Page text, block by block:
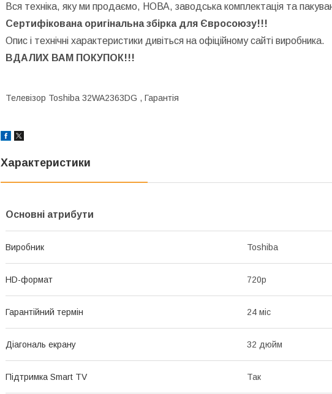
Вся техніка, яку ми продаємо, НОВА, заводська комплектація та
Сертифікована оригінальна збірка для Євросоюзу!!!
Опис і технічні характеристики дивіться на офіційному сайті виробника.
ВДАЛИХ ВАМ ПОКУПОК!!!
Телевізор Toshiba 32WA2363DG , Гарантія
Характеристики
Основні атрибути
Виробник Toshiba
HD-формат 720р
Гарантійний термін 24 міс
Діагональ екрану 32 дюйм
Підтримка Smart TV Так